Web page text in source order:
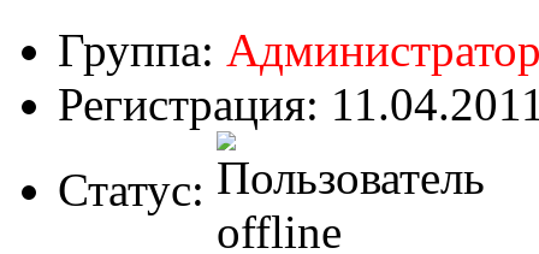
Группа:
Регистрация:
Статус: